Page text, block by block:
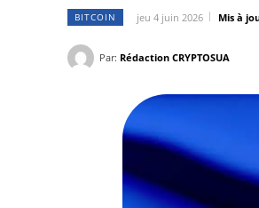
BITCOIN jeu 4 juin 2026 Mis à
Par: Rédaction CRYPTOSUA